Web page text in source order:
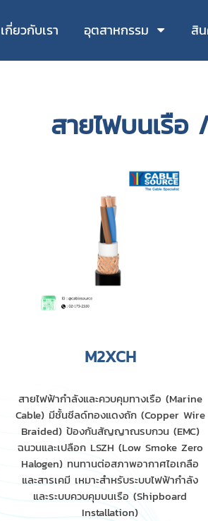
เกี่ยวกับเรา อุตสาหกรรม สิ
สายไฟบนเรื
M2XCH
สายไฟฟ้ากำลังและควบคุมทางเรือ (Marine
Cable) มีชั้นชีลด์ทองแดงถัก (Copper Wire
Braided) ป้องกันสัญญาณรบกวน (EMC)
ฉนวนและเปลือก LSZH (Low Smoke Zero
Halogen) ทนทานต่อสภาพอากาศไอเกลือ
และสารเคมี เหมาะสำหรับระบบไฟฟ้ากำลัง
และระบบควบคุมบนเรือ (Shipboard
Installation)